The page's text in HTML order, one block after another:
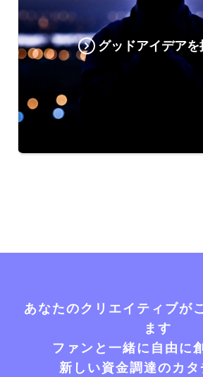
グッドアイデア
あなたのクリエイティブが
ます
ファンと一緒に自由に
新しい資金調達のカ